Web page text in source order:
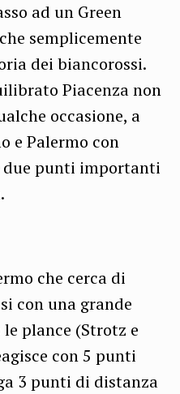
ad un Green
semplicemente
dei biancorossi.
Piacenza non
occasione, a
e Palermo con
due punti importanti
che cerca di
con una grande
plance (Strotz e
con 5 punti
3 punti di distanza